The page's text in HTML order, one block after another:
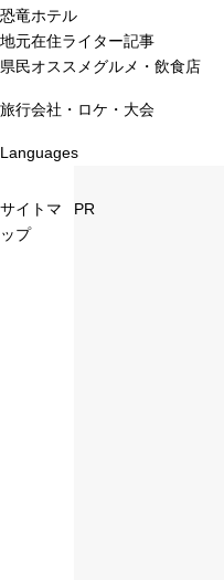
恐竜ホテル
地元在住ライター記事
県民オススメグルメ・飲食店
旅行会社・ロケ・大会
Languages
サイトマ
ップ
PR